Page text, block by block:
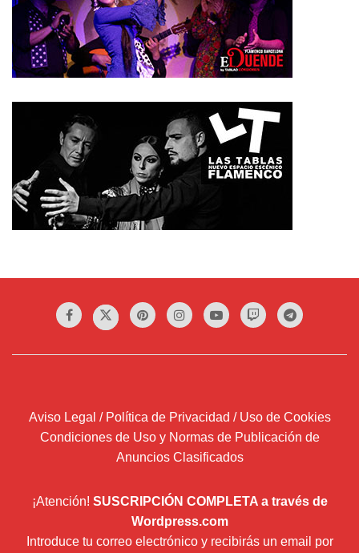
Aviso Legal / Política de Privacidad / Uso de Cookies
Condiciones de Uso y Normas de Publicación de
Anuncios Clasificados
¡Atención! SUSCRIPCIÓN COMPLETA a través de
Wordpress.com
Introduce tu correo electrónico y recibirás un email por